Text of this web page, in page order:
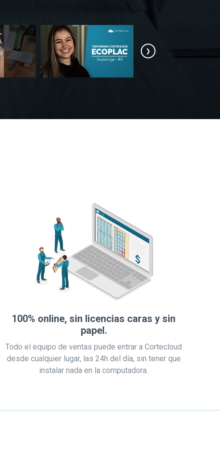
100% online, sin licencias caras y sin
papel.
Todo el equipo de ventas puede entrar a Cortecloud
desde cualquier lugar, las 24h del día, sin tener que
instalar nada en la computadora.